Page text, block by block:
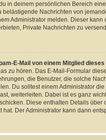
in deinem persönlichen Bereich
belästigende Nachrichten von
Administrator melden. Dieser kann
Private Nachrichten zu
E-Mail von einem Mitglied
zu hören. Das E-Mail-Formular
die Benutzer, die solche
Du solltest einem Administrator
weiterleiten. Dabei ist es ganz
Diese enthalten Details über
hat. Der Administrator kann dann